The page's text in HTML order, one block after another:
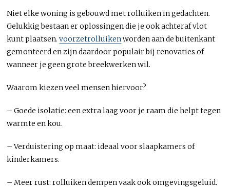
Niet elke woning is gebouwd met rolluiken in gedachten.
Gelukkig bestaan er oplossingen die je ook achteraf vlot
kunt plaatsen.voorzetrolluikenworden aan de buitenkant
gemonteerd en zijn daardoor populair bij renovaties of
wanneer je geen grote breekwerken wil.
Waarom kiezen veel mensen hiervoor?
– Goede isolatie: een extra laag voor je raam die helpt tegen
warmte en kou.
– Verduistering op maat: ideaal voor slaapkamers of
kinderkamers.
– Meer rust: rolluiken dempen vaak ook omgevingsgeluid.